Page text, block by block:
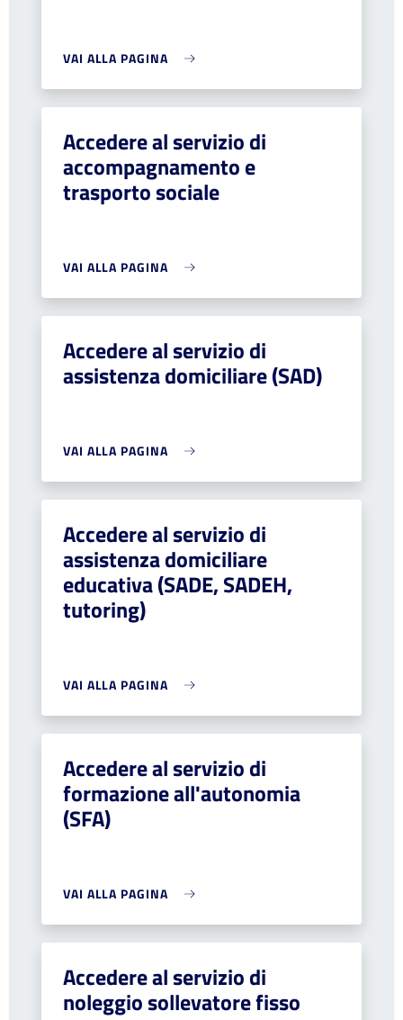
VAI ALLA PAGINA
Accedere al servizio di
accompagnamento e
trasporto sociale
VAI ALLA PAGINA
Accedere al servizio di
assistenza domiciliare (SAD)
VAI ALLA PAGINA
Accedere al servizio di
assistenza domiciliare
educativa (SADE, SADEH,
tutoring)
VAI ALLA PAGINA
Accedere al servizio di
formazione all'autonomia
(SFA)
VAI ALLA PAGINA
Accedere al servizio di
noleggio sollevatore fisso